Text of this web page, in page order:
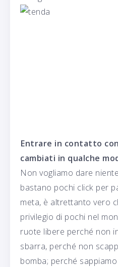
Entrare in contatto
cambiati in qualche
Non vogliamo dare
bastano pochi click per
meta, è altrettanto vero
privilegio di pochi nel
ruote libere perché non
sbarra, perché non
bomba; perché